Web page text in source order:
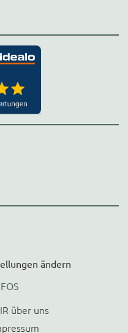
ändern
über uns